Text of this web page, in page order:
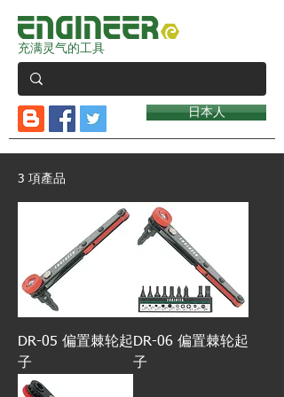
充满灵气的工具
日本人
3 項產品
DR-05 偏置棘轮起
子
DR-06 偏置棘轮起
子